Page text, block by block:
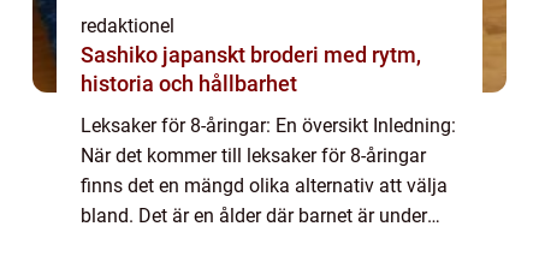
redaktionel
Sashiko japanskt broderi med rytm,
historia och hållbarhet
Leksaker för 8-åringar: En översikt Inledning:
När det kommer till leksaker för 8-åringar
finns det en mängd olika alternativ att välja
bland. Det är en ålder där barnet är under